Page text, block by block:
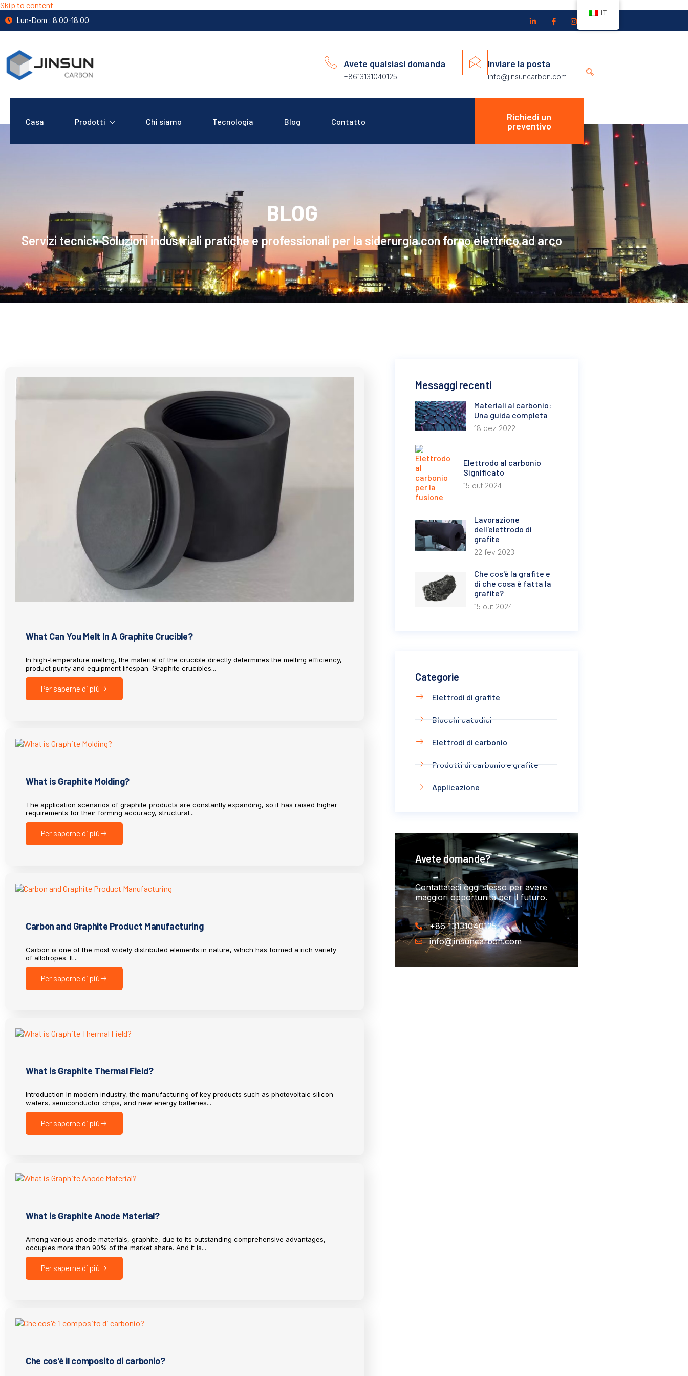
Skip to content
Lun-Dom : 8:00-18:00
Avete qualsiasi domanda
+8613131040125
Inviare la posta
info@jinsuncarbon.com
Casa Prodotti Chi siamo Tecnologia Blog Contatto
Richiedi un
preventivo
BLOG
Servizi tecnici: Soluzioni industriali pratiche e professionali per la siderurgia con forno elettrico ad arco
What Can You Melt In A Graphite Crucible?
In high-temperature melting, the material of the crucible directly determines the melting efficiency,
product purity and equipment lifespan. Graphite crucibles...
Per saperne di più
What is Graphite Molding?
The application scenarios of graphite products are constantly expanding, so it has raised higher
requirements for their forming accuracy, structural...
Per saperne di più
Carbon and Graphite Product Manufacturing
Carbon is one of the most widely distributed elements in nature, which has formed a rich variety
of allotropes. It...
Per saperne di più
What is Graphite Thermal Field?
Introduction In modern industry, the manufacturing of key products such as photovoltaic silicon
wafers, semiconductor chips, and new energy batteries...
Per saperne di più
What is Graphite Anode Material?
Among various anode materials, graphite, due to its outstanding comprehensive advantages,
occupies more than 90% of the market share. And it is...
Per saperne di più
Che cos'è il composito di carbonio?
Messaggi recenti
Materiali al carbonio:
Una guida completa
18 dez 2022
Elettrodo al carbonio
Significato
15 out 2024
Lavorazione
dell'elettrodo di
grafite
22 fev 2023
Che cos'è la grafite e
di che cosa è fatta la
grafite?
15 out 2024
Categorie
Elettrodi di grafite
Blocchi catodici
Elettrodi di carbonio
Prodotti di carbonio e grafite
Applicazione
Avete domande?
Contattateci oggi stesso per avere
maggiori opportunità per il futuro.
+86 13131040125
info@jinsuncarbon.com
IT